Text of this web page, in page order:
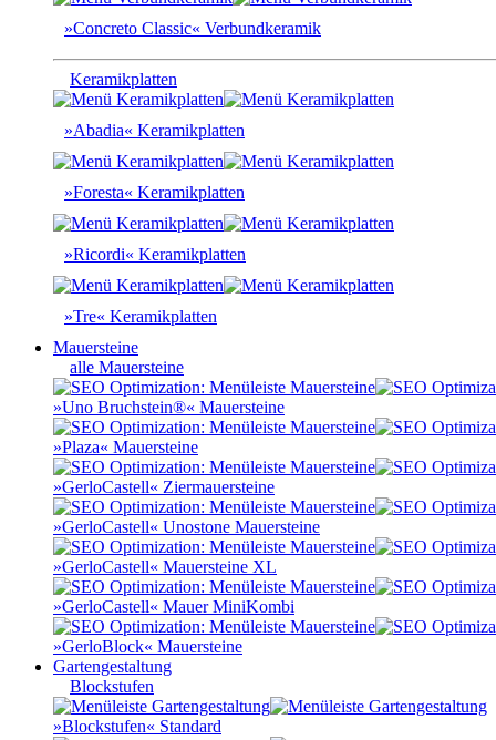
»Concreto Classic« Verbundkeramik
Keramikplatten
»Abadia« Keramikplatten
»Foresta« Keramikplatten
»Ricordi« Keramikplatten
»Tre« Keramikplatten
Mauersteine
alle Mauersteine
»Uno Bruchstein®« Mauersteine
»Plaza« Mauersteine
»GerloCastell« Ziermauersteine
»GerloCastell« Unostone Mauersteine
»GerloCastell« Mauersteine XL
»GerloCastell« Mauer MiniKombi
»GerloBlock« Mauersteine
Gartengestaltung
Blockstufen
»Blockstufen« Standard